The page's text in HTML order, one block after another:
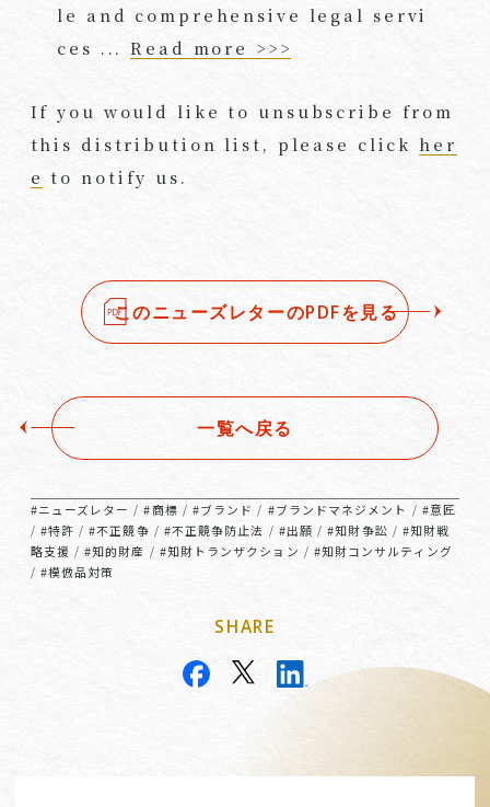
le and comprehensive legal servi
ces ... Read more >>>
If you would like to unsubscribe from
this distribution list, please click her
e to notify us.
このニューズレターのPDFを見る
一覧へ戻る
#ニューズレター /#商標 / #ブランド / #ブランドマネジメント / #意匠
/ #特許 /#不正競争 / #不正競争防止法 / #出願 /#知財争訟 / #知財戦
略支援 /#知的財産 / #知財トランザクション / #知財コンサルティング
/ #模倣品対策
SHARE